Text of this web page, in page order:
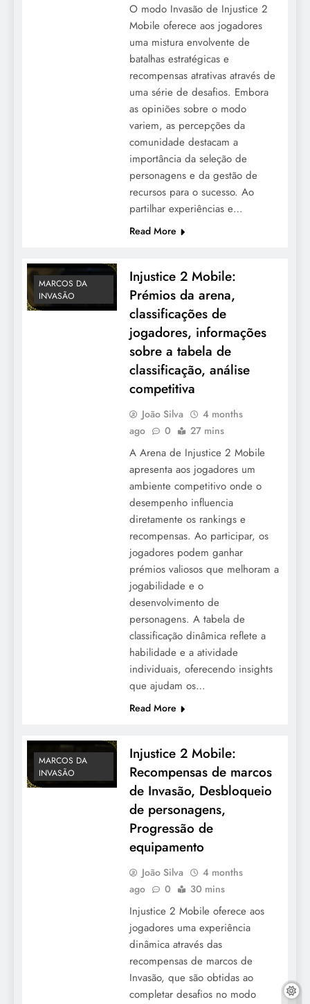
O modo Invasão de Injustice 2
Mobile oferece aos jogadores
uma mistura envolvente de
batalhas estratégicas e
recompensas atrativas através de
uma série de desafios. Embora
as opiniões sobre o modo
variem, as percepções da
comunidade destacam a
importância da seleção de
personagens e da gestão de
recursos para o sucesso. Ao
partilhar experiências e…
Read More
MARCOS DA
INVASÃO
Injustice 2 Mobile:
Prémios da arena,
classificações de
jogadores, informações
sobre a tabela de
classificação, análise
competitiva
João Silva
4 months
ago
0 27 mins
A Arena de Injustice 2 Mobile
apresenta aos jogadores um
ambiente competitivo onde o
desempenho influencia
diretamente os rankings e
recompensas. Ao participar, os
jogadores podem ganhar
prémios valiosos que melhoram a
jogabilidade e o
desenvolvimento de
personagens. A tabela de
classificação dinâmica reflete a
habilidade e a atividade
individuais, oferecendo insights
que ajudam os…
Read More
MARCOS DA
INVASÃO
Injustice 2 Mobile:
Recompensas de marcos
de Invasão, Desbloqueio
de personagens,
Progressão de
equipamento
João Silva
4 months
ago
0 30 mins
Injustice 2 Mobile oferece aos
jogadores uma experiência
dinâmica através das
recompensas de marcos de
Invasão, que são obtidas ao
completar desafios no modo